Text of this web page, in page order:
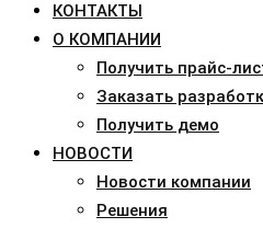
КОНТАКТЫ
О КОМПАНИИ
Получить прайс-
Заказать
Получить демо
НОВОСТИ
Новости компании
Решения